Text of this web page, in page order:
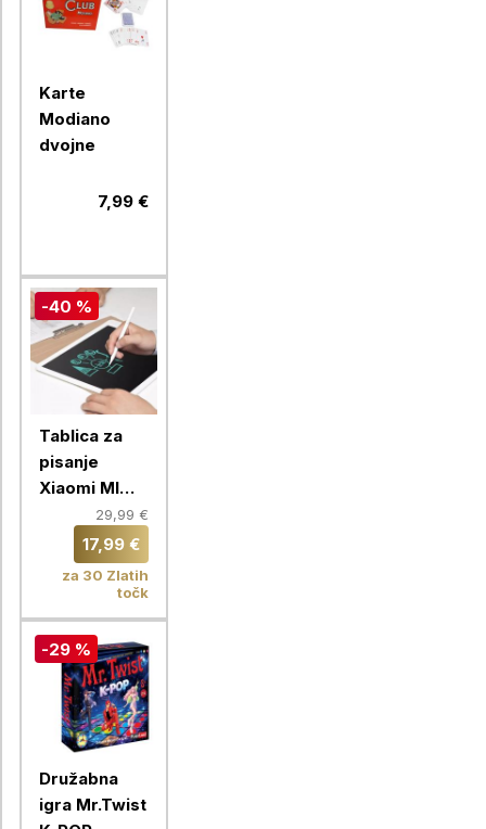
Karte
Modiano
dvojne
7,99 €
-40 %
Tablica za
pisanje
Xiaomi MI
XMXHB02WC
13,5 inch
29,99 €
17,99 €
za 30 Zlatih
točk
-29 %
Družabna
igra Mr.Twist